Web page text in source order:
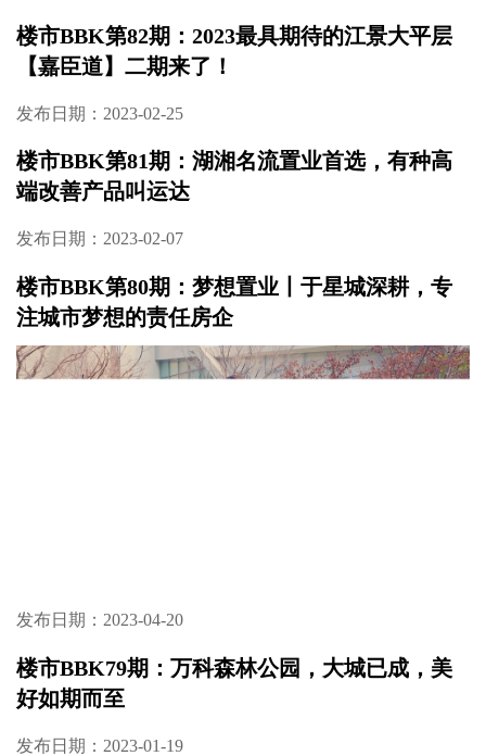
楼市BBK第82期：2023最具期待的江景大平层
【嘉臣道】二期来了！
发布日期：2023-02-25
楼市BBK第81期：湖湘名流置业首选，有种高
端改善产品叫运达
发布日期：2023-02-07
楼市BBK第80期：梦想置业丨于星城深耕，专
注城市梦想的责任房企
发布日期：2023-04-20
楼市BBK79期：万科森林公园，大城已成，美
好如期而至
发布日期：2023-01-19